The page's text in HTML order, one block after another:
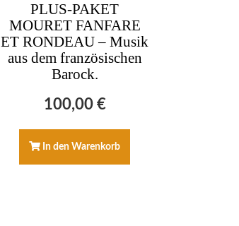
PLUS-PAKET
MOURET FANFARE
ET RONDEAU – Musik
aus dem französischen
Barock.
100,00 €
In den Warenkorb